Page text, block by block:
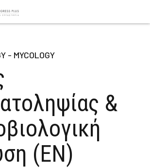
- MYCOLOGY
&
(EN)